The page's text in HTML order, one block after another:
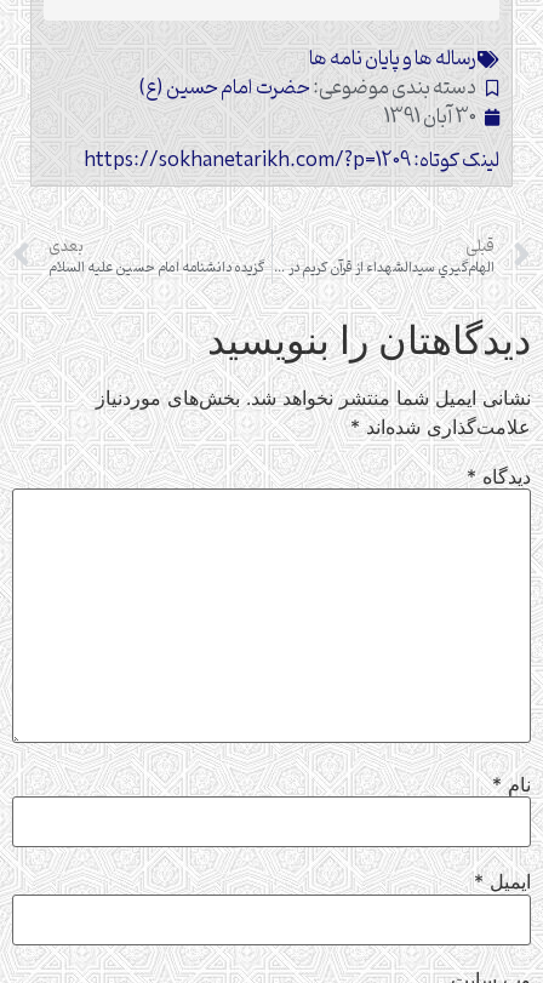
رساله ها و پایان نامه ها
دسته بندی موضوعی:حضرت امام حسین (ع)
30 آبان 1391
لینک کوتاه: https://sokhanetarikh.com/?p=1209
قبلی
الهام‌گيري سيدالشهداء از قرآن كريم در نهضت عاشورا
بعدی
گزيده دانشنامه امام حسين عليه السلام
دیدگاهتان را بنویسید
نشانی ایمیل شما منتشر نخواهد شد. بخش‌های موردنیاز
علامت‌گذاری شده‌اند*
دیدگاه*
نام*
ایمیل*